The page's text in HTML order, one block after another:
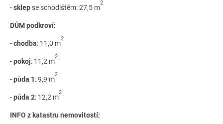
-sklep se schodištěm: 27,5 m
2
DŮM podkroví:
-chodba: 11,0 m
2
-pokoj: 11,2 m
2
-půda 1: 9,9 m
2
-půda 2: 12,2 m
2
INFO z katastru nemovitostí: